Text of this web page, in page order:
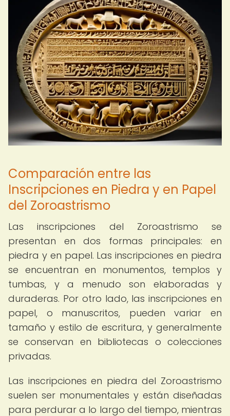
Comparación entre las
Inscripciones en Piedra y en Papel
del Zoroastrismo
Las inscripciones del Zoroastrismo se
presentan en dos formas principales: en
piedra y en papel. Las inscripciones en piedra
se encuentran en monumentos, templos y
tumbas, y a menudo son elaboradas y
duraderas. Por otro lado, las inscripciones en
papel, o manuscritos, pueden variar en
tamaño y estilo de escritura, y generalmente
se conservan en bibliotecas o colecciones
privadas.
Las inscripciones en piedra del Zoroastrismo
suelen ser monumentales y están diseñadas
para perdurar a lo largo del tiempo, mientras